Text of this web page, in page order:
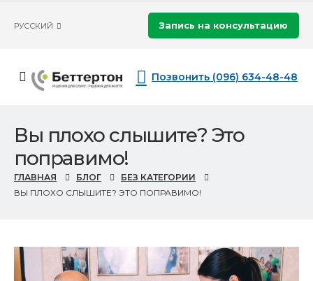
РУССКИЙ Запись на консультацию
Позвонить (096) 634-48-48
Вы плохо слышите? Это
поправимо!
ГЛАВНАЯ БЛОГ
БЕЗ КАТЕГОРИИ
ВЫ ПЛОХО СЛЫШИТЕ? ЭТО ПОПРАВИМО!